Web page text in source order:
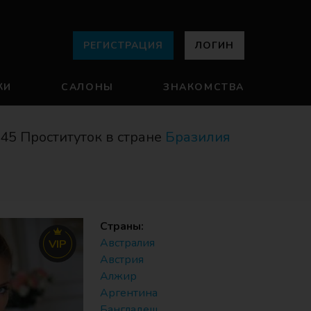
РЕГИСТРАЦИЯ ЛОГИН
САЛОНЫ ЗНАКОМСТВА
Проституток в стране Бразилия
VIP
Страны:
Австралия
Австрия
Алжир
Аргентина